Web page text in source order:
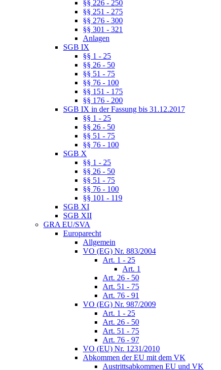
§§ 226 - 250
§§ 251 - 275
§§ 276 - 300
§§ 301 - 321
Anlagen
SGB IX
§§ 1 - 25
§§ 26 - 50
§§ 51 - 75
§§ 76 - 100
§§ 151 - 175
§§ 176 - 200
SGB IX in der Fassung bis 31.12.2017
§§ 1 - 25
§§ 26 - 50
§§ 51 - 75
§§ 76 - 100
SGB X
§§ 1 - 25
§§ 26 - 50
§§ 51 - 75
§§ 76 - 100
§§ 101 - 119
SGB XI
SGB XII
GRA EU/SVA
Europarecht
Allgemein
VO (EG) Nr. 883/2004
Art. 1 - 25
Art. 1
Art. 26 - 50
Art. 51 - 75
Art. 76 - 91
VO (EG) Nr. 987/2009
Art. 1 - 25
Art. 26 - 50
Art. 51 - 75
Art. 76 - 97
VO (EU) Nr. 1231/2010
Abkommen der EU mit dem VK
Austrittsabkommen EU und VK